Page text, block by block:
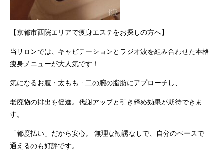
【京都市西院エリアで痩身エステをお探しの方へ】
当サロンでは、キャビテーションとラジオ波を組み合わせた本格
痩身メニューが大人気です！
気になるお腹・太もも・二の腕の脂肪にアプローチし、
老廃物の排出を促進。代謝アップと引き締め効果が期待できま
す。
「都度払い」だから安心。 無理な勧誘なしで、自分のペースで
通えるのも好評です。